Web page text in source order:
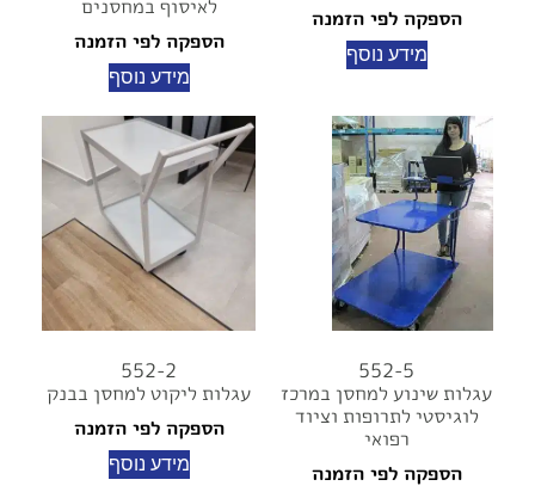
הספקה לפי הזמנה
מידע נוסף
לאיסוף במחסנים
הספקה לפי הזמנה
מידע נוסף
552-5
עגלות שינוע למחסן במרכז
לוגיסטי לתרופות וציוד
רפואי
הספקה לפי הזמנה
552-2
עגלות ליקוט למחסן בבנק
הספקה לפי הזמנה
מידע נוסף